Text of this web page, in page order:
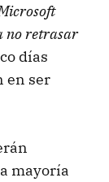
no retrasar
días
en ser
mayoría